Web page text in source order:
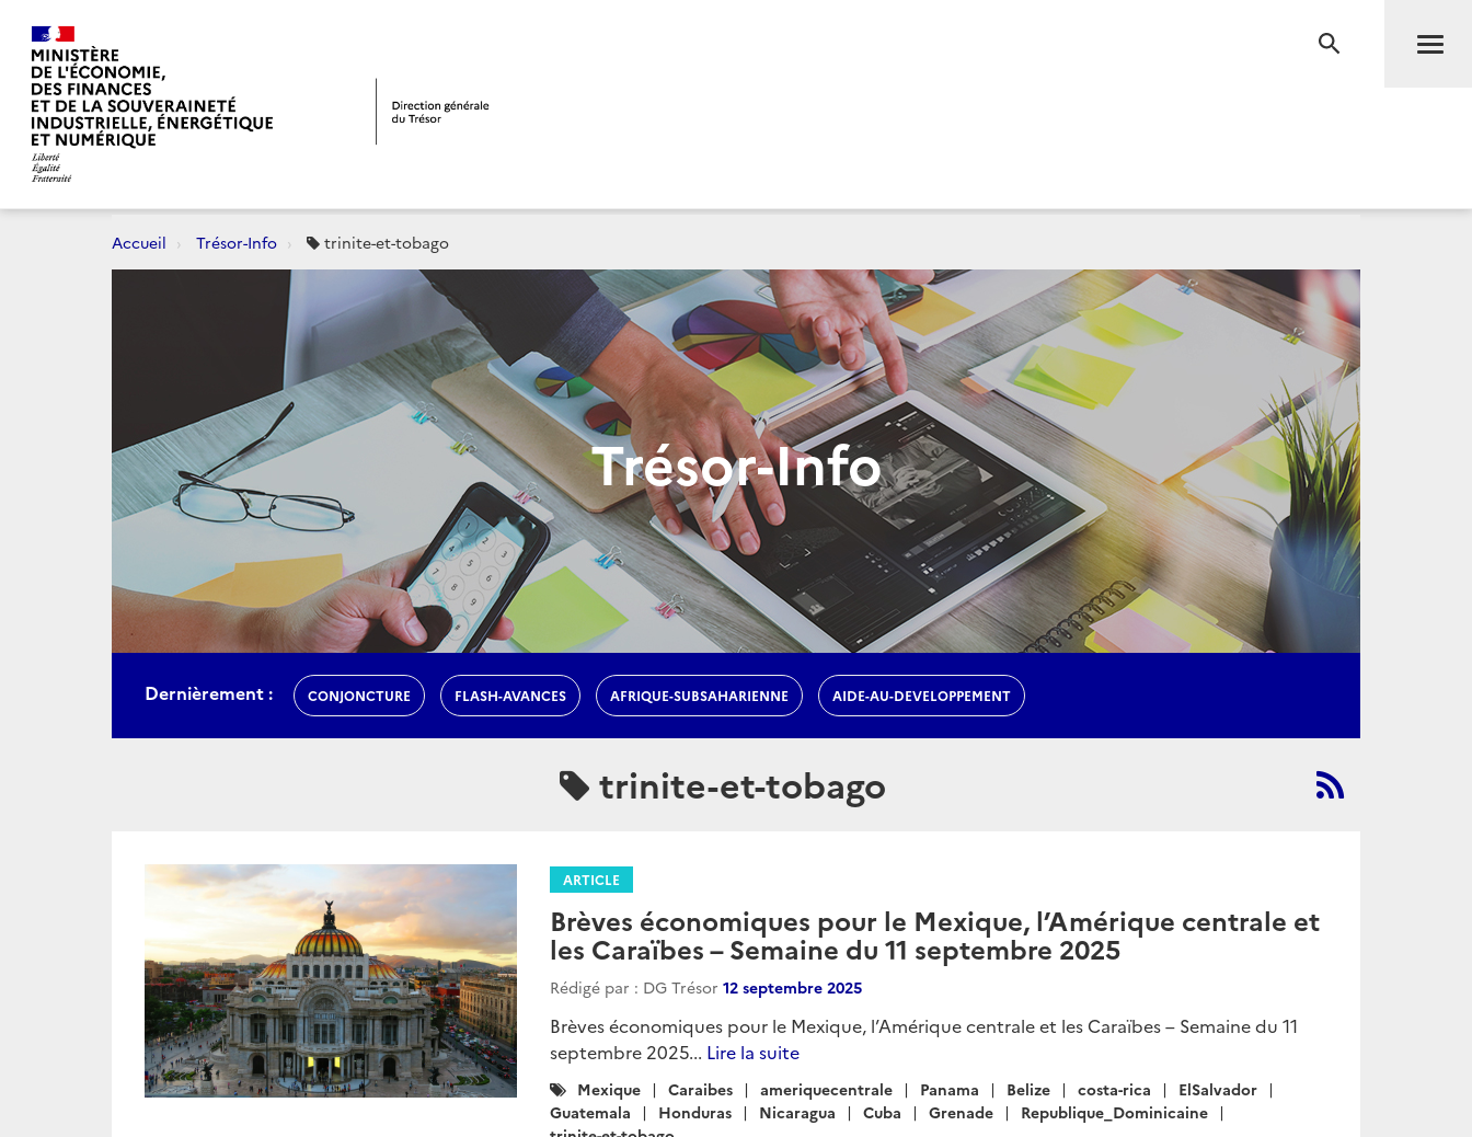
RECHERCHE
Accueil Trésor-Info trinite-et-tobago
Trésor-Info
Dernièrement : CONJONCTURE FLASH-AVANCES AFRIQUE-SUBSAHARIENNE AIDE-AU-DEVELOPPEMENT
trinite-et-tobago
ARTICLE
Brèves économiques pour le Mexique, l’Amérique centrale et
les Caraïbes – Semaine du 11 septembre 2025
Rédigé par : DG Trésor 12 septembre 2025
Brèves économiques pour le Mexique, l’Amérique centrale et les Caraïbes – Semaine du 11
septembre 2025... Lire la suite
Catégories
:
Mexique Caraibes ameriquecentrale Panama Belize costa-rica
ElSalvador
Guatemala
Honduras Nicaragua Cuba Grenade
Republique_Dominicaine